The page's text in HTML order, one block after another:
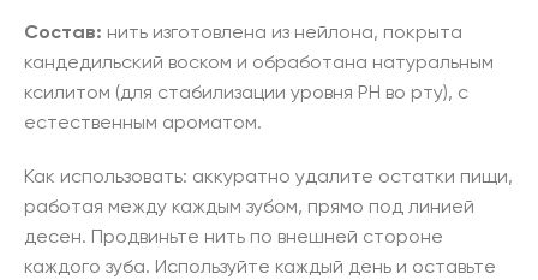
Состав: нить изготовлена из нейлона, покрыта
кандедильский воском и обработана натуральным
ксилитом (для стабилизации уровня РН во рту), с
естественным ароматом.
Как использовать: аккуратно удалите остатки пищи,
работая между каждым зубом, прямо под линией
десен. Продвиньте нить по внешней стороне
каждого зуба. Используйте каждый день и оставьте